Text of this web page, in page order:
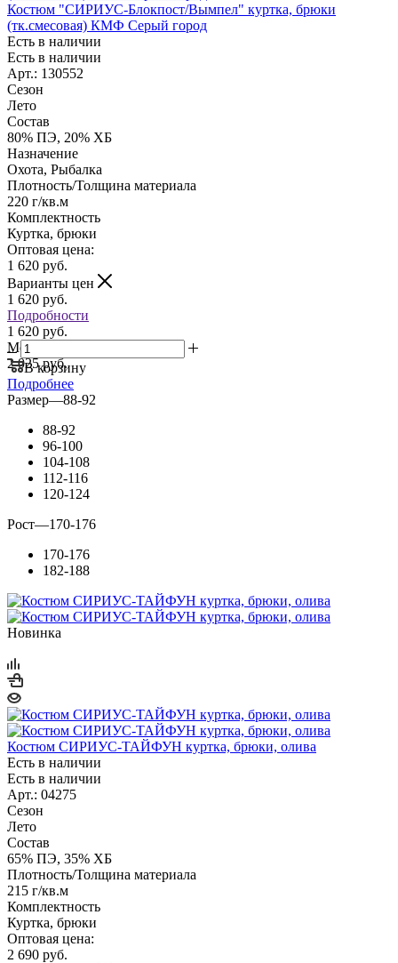
Костюм "СИРИУС-Блокпост/Вымпел" куртка, брюки
(тк.смесовая) КМФ Серый город
Есть в наличии
Есть в наличии
Арт.: 130552
Сезон
Лето
Состав
80% ПЭ, 20% ХБ
Назначение
Охота, Рыбалка
Плотность/Толщина материала
220 г/кв.м
Комплектность
Куртка, брюки
Оптовая цена:
1 620 руб.
Варианты цен
1 620 руб.
Подробности
1 620 руб.
Мелкий опт:
2 025 руб.
В корзину
Подробнее
Размер—88-92
88-92
96-100
104-108
112-116
120-124
Рост—170-176
170-176
182-188
Новинка
Костюм СИРИУС-ТАЙФУН куртка, брюки, олива
Есть в наличии
Есть в наличии
Арт.: 04275
Сезон
Лето
Состав
65% ПЭ, 35% ХБ
Плотность/Толщина материала
215 г/кв.м
Комплектность
Куртка, брюки
Оптовая цена:
2 690 руб.